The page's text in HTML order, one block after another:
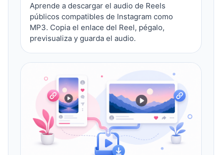
Aprende a descargar el audio de Reels
públicos compatibles de Instagram como
MP3. Copia el enlace del Reel, pégalo,
previsualiza y guarda el audio.